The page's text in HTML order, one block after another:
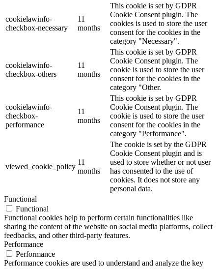
cookielawinfo-
checkbox-necessary
11
months
This cookie is set by GDPR
Cookie Consent plugin. The
cookies is used to store the user
consent for the cookies in the
category "Necessary".
cookielawinfo-
checkbox-others
11
months
This cookie is set by GDPR
Cookie Consent plugin. The
cookie is used to store the user
consent for the cookies in the
category "Other.
cookielawinfo-
checkbox-
performance
11
months
This cookie is set by GDPR
Cookie Consent plugin. The
cookie is used to store the user
consent for the cookies in the
category "Performance".
viewed_cookie_policy
11
months
The cookie is set by the GDPR
Cookie Consent plugin and is
used to store whether or not user
has consented to the use of
cookies. It does not store any
personal data.
Functional
Functional
Functional cookies help to perform certain functionalities like
sharing the content of the website on social media platforms, collect
feedbacks, and other third-party features.
Performance
Performance
Performance cookies are used to understand and analyze the key